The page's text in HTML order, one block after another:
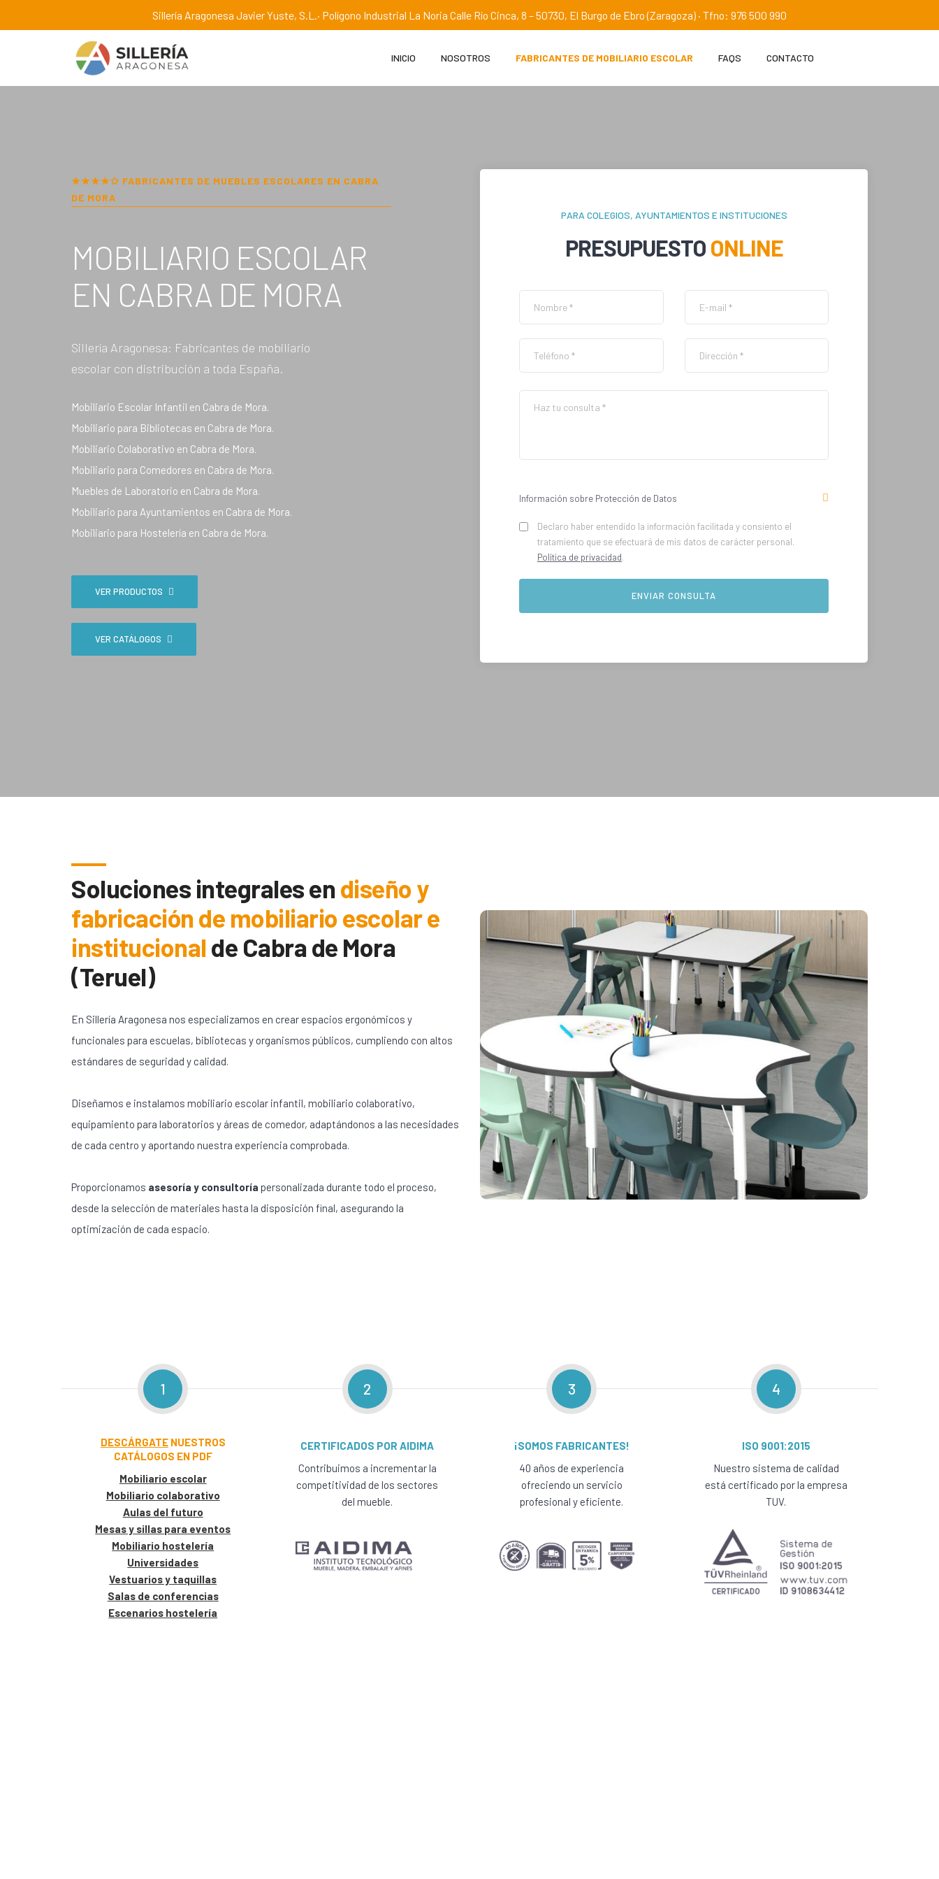
Sillería Aragonesa Javier Yuste, S.L.· Polígono Industrial La Noria Calle Río Cinca, 8 – 50730, El Burgo de Ebro (Zaragoza) · Tfno: 976 500 990
INICIO NOSOTROS FABRICANTES DE MOBILIARIO ESCOLAR FAQS CONTACTO
★★★★✩ FABRICANTES DE MUEBLES ESCOLARES EN CABRA
DE MORA
MOBILIARIO ESCOLAR
EN CABRA DE MORA
Sillería Aragonesa: Fabricantes de mobiliario
escolar con distribución a toda España.
Mobiliario Escolar Infantil en Cabra de Mora.
Mobiliario para Bibliotecas en Cabra de Mora.
Mobiliario Colaborativo en Cabra de Mora.
Mobiliario para Comedores en Cabra de Mora.
Muebles de Laboratorio en Cabra de Mora.
Mobiliario para Ayuntamientos en Cabra de Mora.
Mobiliario para Hostelería en Cabra de Mora.
VER PRODUCTOS
VER CATÁLOGOS
PARA COLEGIOS, AYUNTAMIENTOS E INSTITUCIONES
PRESUPUESTO ONLINE
Información sobre Protección de Datos
Declaro haber entendido la información facilitada y consiento el
tratamiento que se efectuará de mis datos de carácter personal.
Política de privacidad.
Soluciones integrales endiseño y
fabricación de mobiliario escolar e
institucionalde Cabra de Mora
(Teruel)
En Sillería Aragonesa nos especializamos en crear espacios ergonómicos y
funcionales para escuelas, bibliotecas y organismos públicos, cumpliendo con altos
estándares de seguridad y calidad.
Diseñamos e instalamos mobiliario escolar infantil, mobiliario colaborativo,
equipamiento para laboratorios y áreas de comedor, adaptándonos a las necesidades
de cada centro y aportando nuestra experiencia comprobada.
Proporcionamos asesoría y consultoría personalizada durante todo el proceso,
desde la selección de materiales hasta la disposición final, asegurando la
optimización de cada espacio.
1
DESCÁRGATENUESTROS
CATÁLOGOS EN PDF
Mobiliario escolar
Mobiliario colaborativo
Aulas del futuro
Mesas y sillas para eventos
Mobiliario hostelería
Universidades
Vestuarios y taquillas
Salas de conferencias
Escenarios hostelería
2
CERTIFICADOS POR AIDIMA
Contribuimos a incrementar la
competitividad de los sectores
del mueble.
3
¡SOMOS FABRICANTES!
40 años de experiencia
ofreciendo un servicio
profesional y eficiente.
4
ISO 9001:2015
Nuestro sistema de calidad
está certificado por la empresa
TUV.